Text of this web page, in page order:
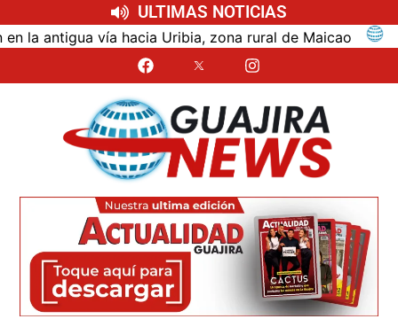
ULTIMAS NOTICIAS
vía hacia Uribia, zona rural de Maicao